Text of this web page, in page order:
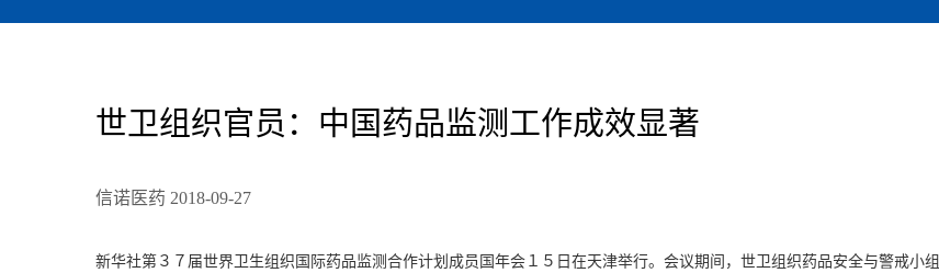
世卫组织官员：中国药品监测工作成效显著
信诺医药 2018-09-27
新华社第３７届世界卫生组织国际药品监测合作计划成员国年会１５日在天津举行。会议期间，世卫组织药品安全与警戒小组